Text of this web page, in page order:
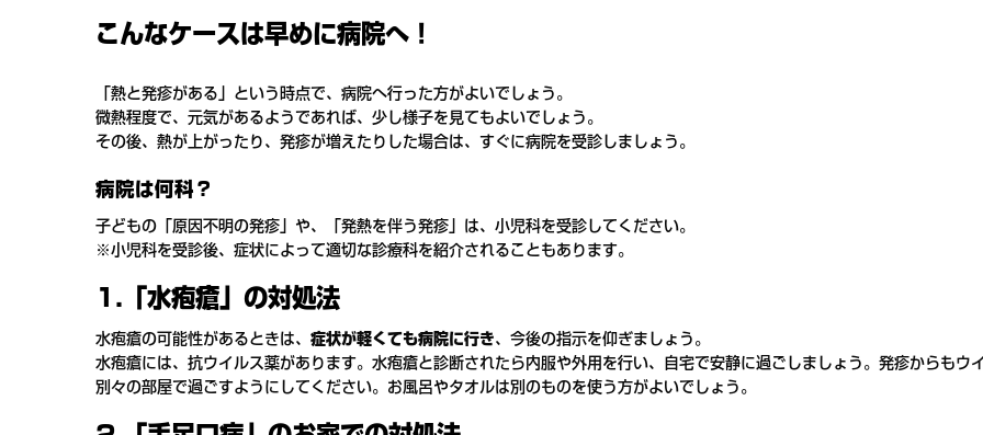
こんなケースは早めに病院へ！
「熱と発疹がある」という時点で、病院へ行った方がよいでしょう。
微熱程度で、元気があるようであれば、少し様子を見てもよいでしょう。
その後、熱が上がったり、発疹が増えたりした場合は、すぐに病院を受診しましょう。
病院は何科？
子どもの「原因不明の発疹」や、「発熱を伴う発疹」は、小児科を受診してください。
※小児科を受診後、症状によって適切な診療科を紹介されることもあります。
1.「水疱瘡」の対処法
水疱瘡の可能性があるときは、 症状が軽くても病院に行き、今後の指示を仰ぎましょう。
水疱瘡には、抗ウイルス薬があります。水疱瘡と診断されたら内服や外用を行い、自宅で安静に過ごしましょう。発疹からもウ
別々の部屋で過ごすようにしてください。お風呂やタオルは別のものを使う方がよいでしょう。